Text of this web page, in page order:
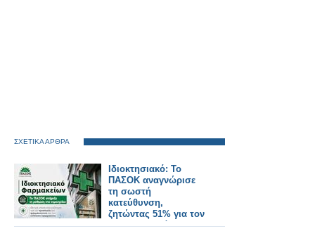
ΣΧΕΤΙΚΑ ΑΡΘΡΑ
Ιδιοκτησιακό: Το
ΠΑΣΟΚ αναγνώρισε
τη σωστή
κατεύθυνση,
ζητώντας 51% για τον
φαρμακοποιό